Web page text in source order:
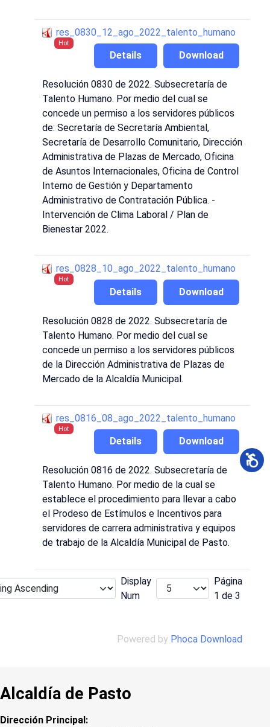
res_0830_12_ago_2022_talento_humano
Hot
Download
Details
Resolución 0830 de 2022. Subsecretaría de
Talento Humano. Por medio del cual se
concede un permiso a los servidores públicos
de: Secretaría de Secretaría Ambiental,
Secretaría de Desarrollo Comunitario, Dirección
Administrativa de Plazas de Mercado, Oficina
de Asuntos Internacionales, Oficina de Control
Interno de Gestión y Departamento
Administrativo de Contratación Pública. -
Intervención de Clima Laboral / Plan de
Bienestar 2022.
res_0828_10_ago_2022_talento_humano
Hot
Download
Details
Resolución 0828 de 2022. Subsecretaría de
Talento Humano. Por medio del cual se
concede un permiso a los servidores públicos
de la Dirección Administrativa de Plazas de
Mercado de la Alcaldía Municipal.
res_0816_08_ago_2022_talento_humano
Hot
Download
Details
Resolución 0816 de 2022. Subsecretaría de
Talento Humano. Por medio de la cual se
establece el procedimiento para llevar a cabo
el Prodeso de Estímulos e Incentivos para
servidores de carrera administrativa y equipos
de trabajo de la Alcaldía Municipal de Pasto.
Display
Num
Página
1 de 3
Powered by Phoca Download
Alcaldía de Pasto
Dirección Principal: